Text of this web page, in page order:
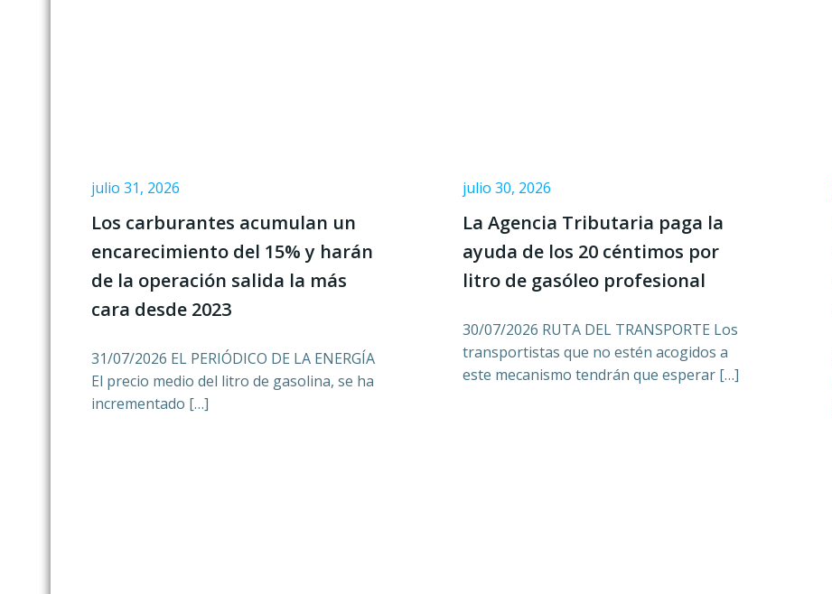
julio 31, 2026
Los carburantes acumulan un
encarecimiento del 15% y harán
de la operación salida la más
cara desde 2023
31/07/2026 EL PERIÓDICO DE LA ENERGÍA
El precio medio del litro de gasolina, se ha
incrementado […]
julio 30, 2026
La Agencia Tributaria paga la
ayuda de los 20 céntimos por
litro de gasóleo profesional
30/07/2026 RUTA DEL TRANSPORTE Los
transportistas que no estén acogidos a
este mecanismo tendrán que esperar […]